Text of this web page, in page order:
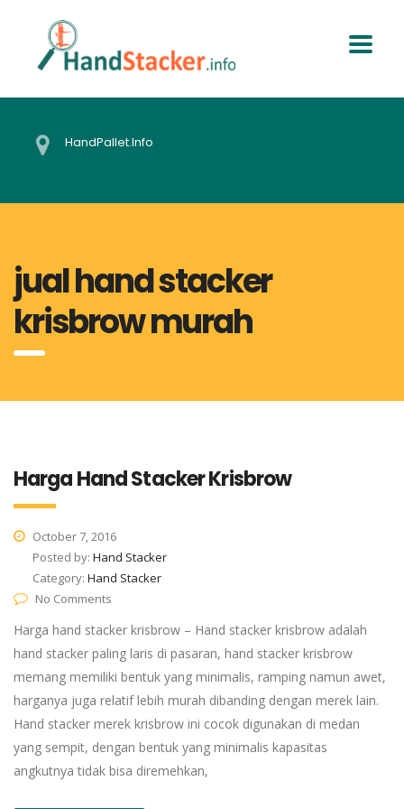
HandPallet.Info
jual hand stacker
krisbrow murah
Harga Hand Stacker Krisbrow
October 7, 2016
Posted by: Hand Stacker
Category: Hand Stacker
No Comments
Harga hand stacker krisbrow – Hand stacker krisbrow adalah
hand stacker paling laris di pasaran, hand stacker krisbrow
memang memiliki bentuk yang minimalis, ramping namun awet,
harganya juga relatif lebih murah dibanding dengan merek lain.
Hand stacker merek krisbrow ini cocok digunakan di medan
yang sempit, dengan bentuk yang minimalis kapasitas
angkutnya tidak bisa diremehkan,